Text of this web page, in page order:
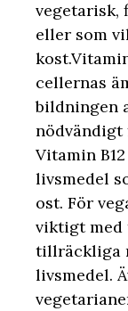
vegetarisk,
eller som
cellernas
bildningen
nödvändigt
Vitamin
livsmedel
ost. För
viktigt med
tillräckliga
livsmedel.